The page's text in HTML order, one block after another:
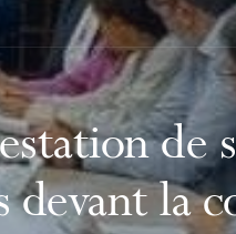
de
devant la